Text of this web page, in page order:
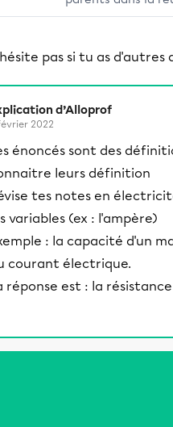
pas si tu as d'autres
d’Alloprof
2022
énoncés sont des
leurs définition
tes notes en
variables (ex : l'ampère)
: la capacité d'un
courant électrique.
réponse est : la résistance